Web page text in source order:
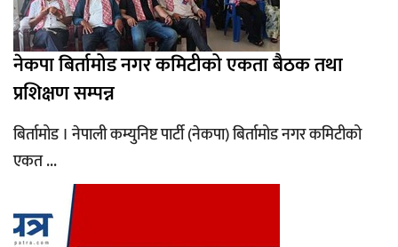
नेकपा बिर्तामोड नगर कमिटीको एकता बैठक तथा
प्रशिक्षण सम्पन्न
बिर्तामोड । नेपाली कम्युनिष्ट पार्टी (नेकपा) बिर्तामोड नगर कमिटीको
एकत ...